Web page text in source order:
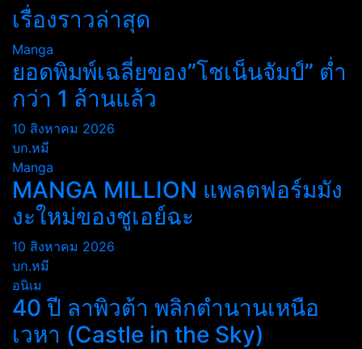
เรื่องราวล่าสุด
Manga
ยอดพิมพ์เฉลี่ยของ”โชเน็นจัมป์” ต่ำ
กว่า 1 ล้านแล้ว
10 สิงหาคม 2026
บก.หมี
Manga
MANGA MILLION แพลตฟอร์มมัง
งะใหม่ของชูเอย์ฉะ
10 สิงหาคม 2026
บก.หมี
อนิเม
40 ปี ลาพิวต้า พลิกตำนานเหนือ
เวหา (Castle in the Sky)